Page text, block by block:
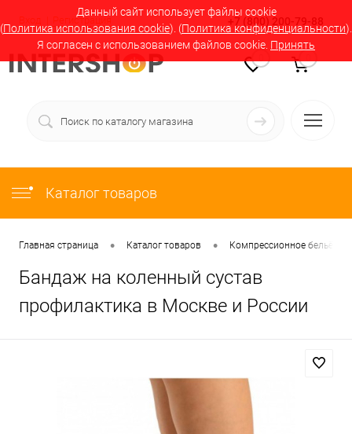
Данный сайт использует файлы cookie
(Политика использования cookie). (Политика конфиденциальности).
Я согласен с использованием файлов cookie. Принять
Вход Регистрация +7 (800) 200-79-88
Каталог товаров
Главная страница • Каталог товаров • Компрессионное бельё в
Бандаж на коленный сустав
профилактика в Москве и России